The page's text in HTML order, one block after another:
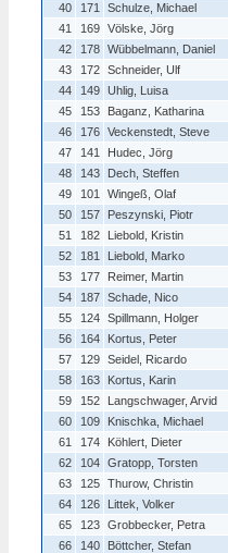
40
171 Schulze, Michael
41
169 Völske, Jörg
42
178 Wübbelmann, Daniel
43
172 Schneider, Ulf
44
149 Uhlig, Luisa
45
153 Baganz, Katharina
46
176 Veckenstedt, Steve
47
141 Hudec, Jörg
48
143 Dech, Steffen
49
101 Wingeß, Olaf
50
157 Peszynski, Piotr
51
182 Liebold, Kristin
52
181 Liebold, Marko
53
177 Reimer, Martin
54
187 Schade, Nico
55
124 Spillmann, Holger
56
164 Kortus, Peter
57
129 Seidel, Ricardo
58
163 Kortus, Karin
59
152 Langschwager, Arvid
60
109 Knischka, Michael
61
174 Köhlert, Dieter
62
104 Gratopp, Torsten
63
125 Thurow, Christin
64
126 Littek, Volker
65
123 Grobbecker, Petra
66
140 Böttcher, Stefan